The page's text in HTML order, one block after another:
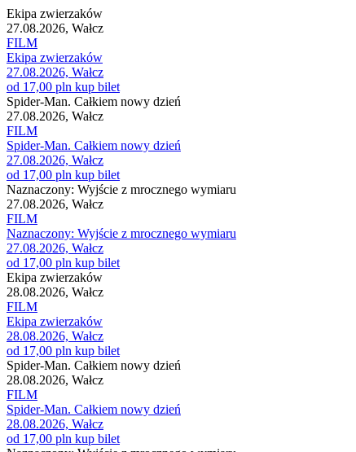
Ekipa zwierzaków
27.08.2026, Wałcz
FILM
Ekipa zwierzaków
27.08.2026, Wałcz
od 17,00 pln kup bilet
Spider-Man. Całkiem nowy dzień
27.08.2026, Wałcz
FILM
Spider-Man. Całkiem nowy dzień
27.08.2026, Wałcz
od 17,00 pln kup bilet
Naznaczony: Wyjście z mrocznego wymiaru
27.08.2026, Wałcz
FILM
Naznaczony: Wyjście z mrocznego wymiaru
27.08.2026, Wałcz
od 17,00 pln kup bilet
Ekipa zwierzaków
28.08.2026, Wałcz
FILM
Ekipa zwierzaków
28.08.2026, Wałcz
od 17,00 pln kup bilet
Spider-Man. Całkiem nowy dzień
28.08.2026, Wałcz
FILM
Spider-Man. Całkiem nowy dzień
28.08.2026, Wałcz
od 17,00 pln kup bilet